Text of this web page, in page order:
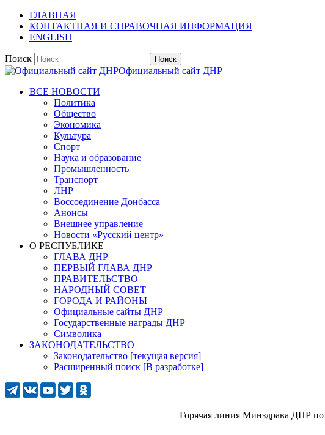
ГЛАВНАЯ
КОНТАКТНАЯ И СПРАВОЧНАЯ ИНФОРМАЦИЯ
ENGLISH
Поиск
Официальный сайт ДНР
ВСЕ НОВОСТИ
Политика
Общество
Экономика
Культура
Спорт
Наука и образование
Промышленность
Транспорт
ЛНР
Воссоединение Донбасса
Анонсы
Внешнее управление
Новости «Русский центр»
О РЕСПУБЛИКЕ
ГЛАВА ДНР
ПЕРВЫЙ ГЛАВА ДНР
ПРАВИТЕЛЬСТВО
НАРОДНЫЙ СОВЕТ
ГОРОДА И РАЙОНЫ
Официальные сайты ДНР
Государственные награды ДНР
Символика
ЗАКОНОДАТЕЛЬСТВО
Законодательство [текущая версия]
Расширенный поиск [В разработке]
Горячая линия Минздрава ДНР по